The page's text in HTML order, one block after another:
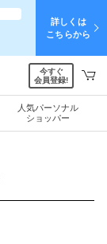
詳しくは
こちらから
今すぐ
会員登録!
人気パーソナル
ショッパー